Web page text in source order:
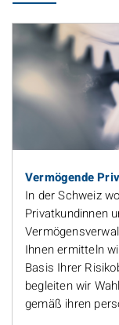
Vermögende
In der Schweiz
Privatkundinnen
Ihnen ermitteln
Basis Ihrer
begleiten wir
gemäß ihren